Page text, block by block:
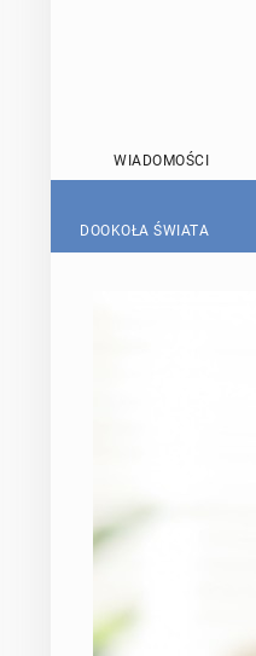
WIADOMOŚCI
DOOKOŁA ŚWIATA